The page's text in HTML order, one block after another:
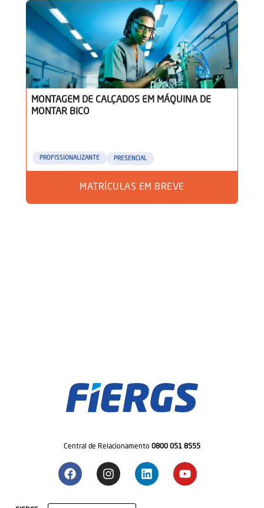
MONTAGEM DE CALÇADOS EM MÁQUINA DE
MONTAR BICO
PRESENCIAL
PROFISSIONALIZANTE
MATRÍCULAS EM BREVE
Central de Relacionamento 0800 051 8555